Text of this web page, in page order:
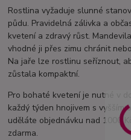
Rostlina vyžaduje slunné
půdu. Pravidelná zálivka a
kvetení a zdravý růst.
vhodné ji přes zimu chránit
Na jaře lze rostlinu seříznout,
zůstala kompaktní.
Pro bohaté kvetení je nutné v
každý týden hnojivem s vyšším
uděláte objednávku nad 1000
zdarma.